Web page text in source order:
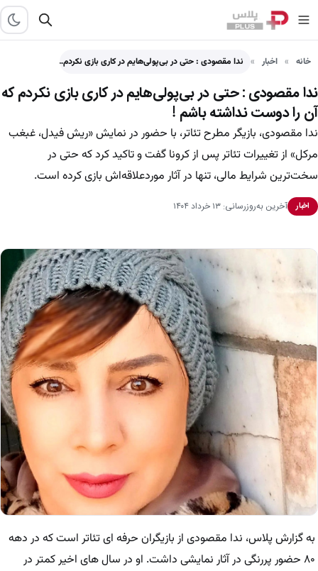
خانه اخبار ندا مقصودی : حتی در بی‌پولی‌هایم در کاری بازی نکردم…
ندا مقصودی : حتی در بی‌پولی‌هایم در کاری بازی نکردم که
آن را دوست نداشته باشم !
ندا مقصودی، بازیگر مطرح تئاتر، با حضور در نمایش «ریش فیدل، غبغب
مرکل» از تغییرات تئاتر پس از کرونا گفت و تاکید کرد که حتی در
سخت‌ترین شرایط مالی، تنها در آثار موردعلاقه‌اش بازی کرده است.
اخبار آخرین به‌روزرسانی: ۱۳ خرداد ۱۴۰۴
به گزارش پلاس، ندا مقصودی از بازیگران حرفه ای تئاتر است که در دهه
۸۰ حضور پررنگی در آثار نمایشی داشت. او در سال های اخیر کمتر در